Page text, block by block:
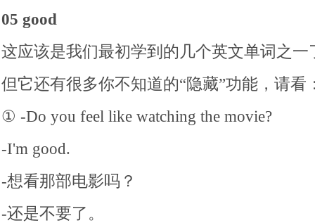
05 good
这应该是我们最初学到的几个英文单词之一
但它还有很多你不知道的“隐藏”功能，请看
① -Do you feel like watching the movie?
-I'm good.
-想看那部电影吗？
-还是不要了。